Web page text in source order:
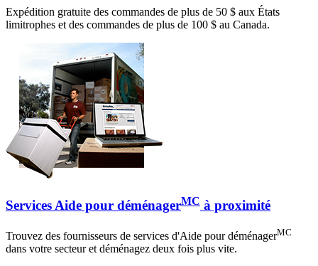
Expédition gratuite des commandes de plus de 50 $ aux États
limitrophes et des commandes de plus de 100 $ au Canada.
Services Aide pour déménagerMC à proximité
Trouvez des fournisseurs de services d'Aide pour déménagerMC
dans votre secteur et déménagez deux fois plus vite.